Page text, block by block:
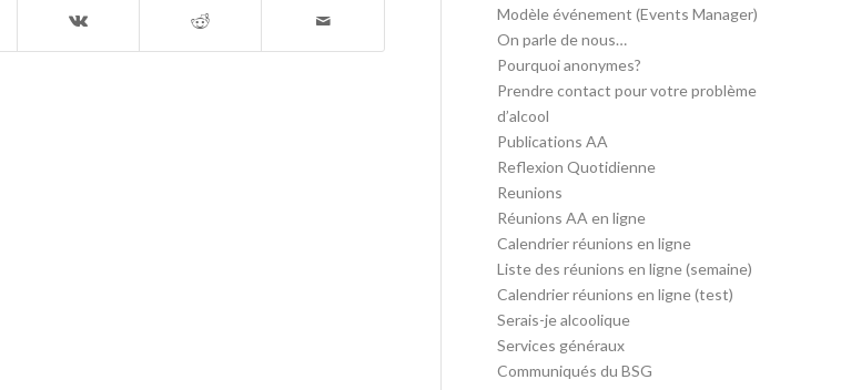
Modèle événement (Events Manager)
On parle de nous…
Pourquoi anonymes?
Prendre contact pour votre problème
d’alcool
Publications AA
Reflexion Quotidienne
Reunions
Réunions AA en ligne
Calendrier réunions en ligne
Liste des réunions en ligne (semaine)
Calendrier réunions en ligne (test)
Serais-je alcoolique
Services généraux
Communiqués du BSG